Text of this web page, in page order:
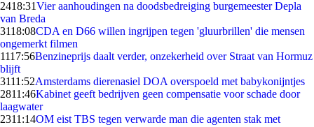
2418:31Vier aanhoudingen na doodsbedreiging burgemeester Depla
van Breda
3118:08CDA en D66 willen ingrijpen tegen 'gluurbrillen' die mensen
ongemerkt filmen
1117:56Benzineprijs daalt verder, onzekerheid over Straat van Hormuz
blijft
3111:52Amsterdams dierenasiel DOA overspoeld met babykonijntjes
2811:46Kabinet geeft bedrijven geen compensatie voor schade door
laagwater
2311:14OM eist TBS tegen verwarde man die agenten stak met